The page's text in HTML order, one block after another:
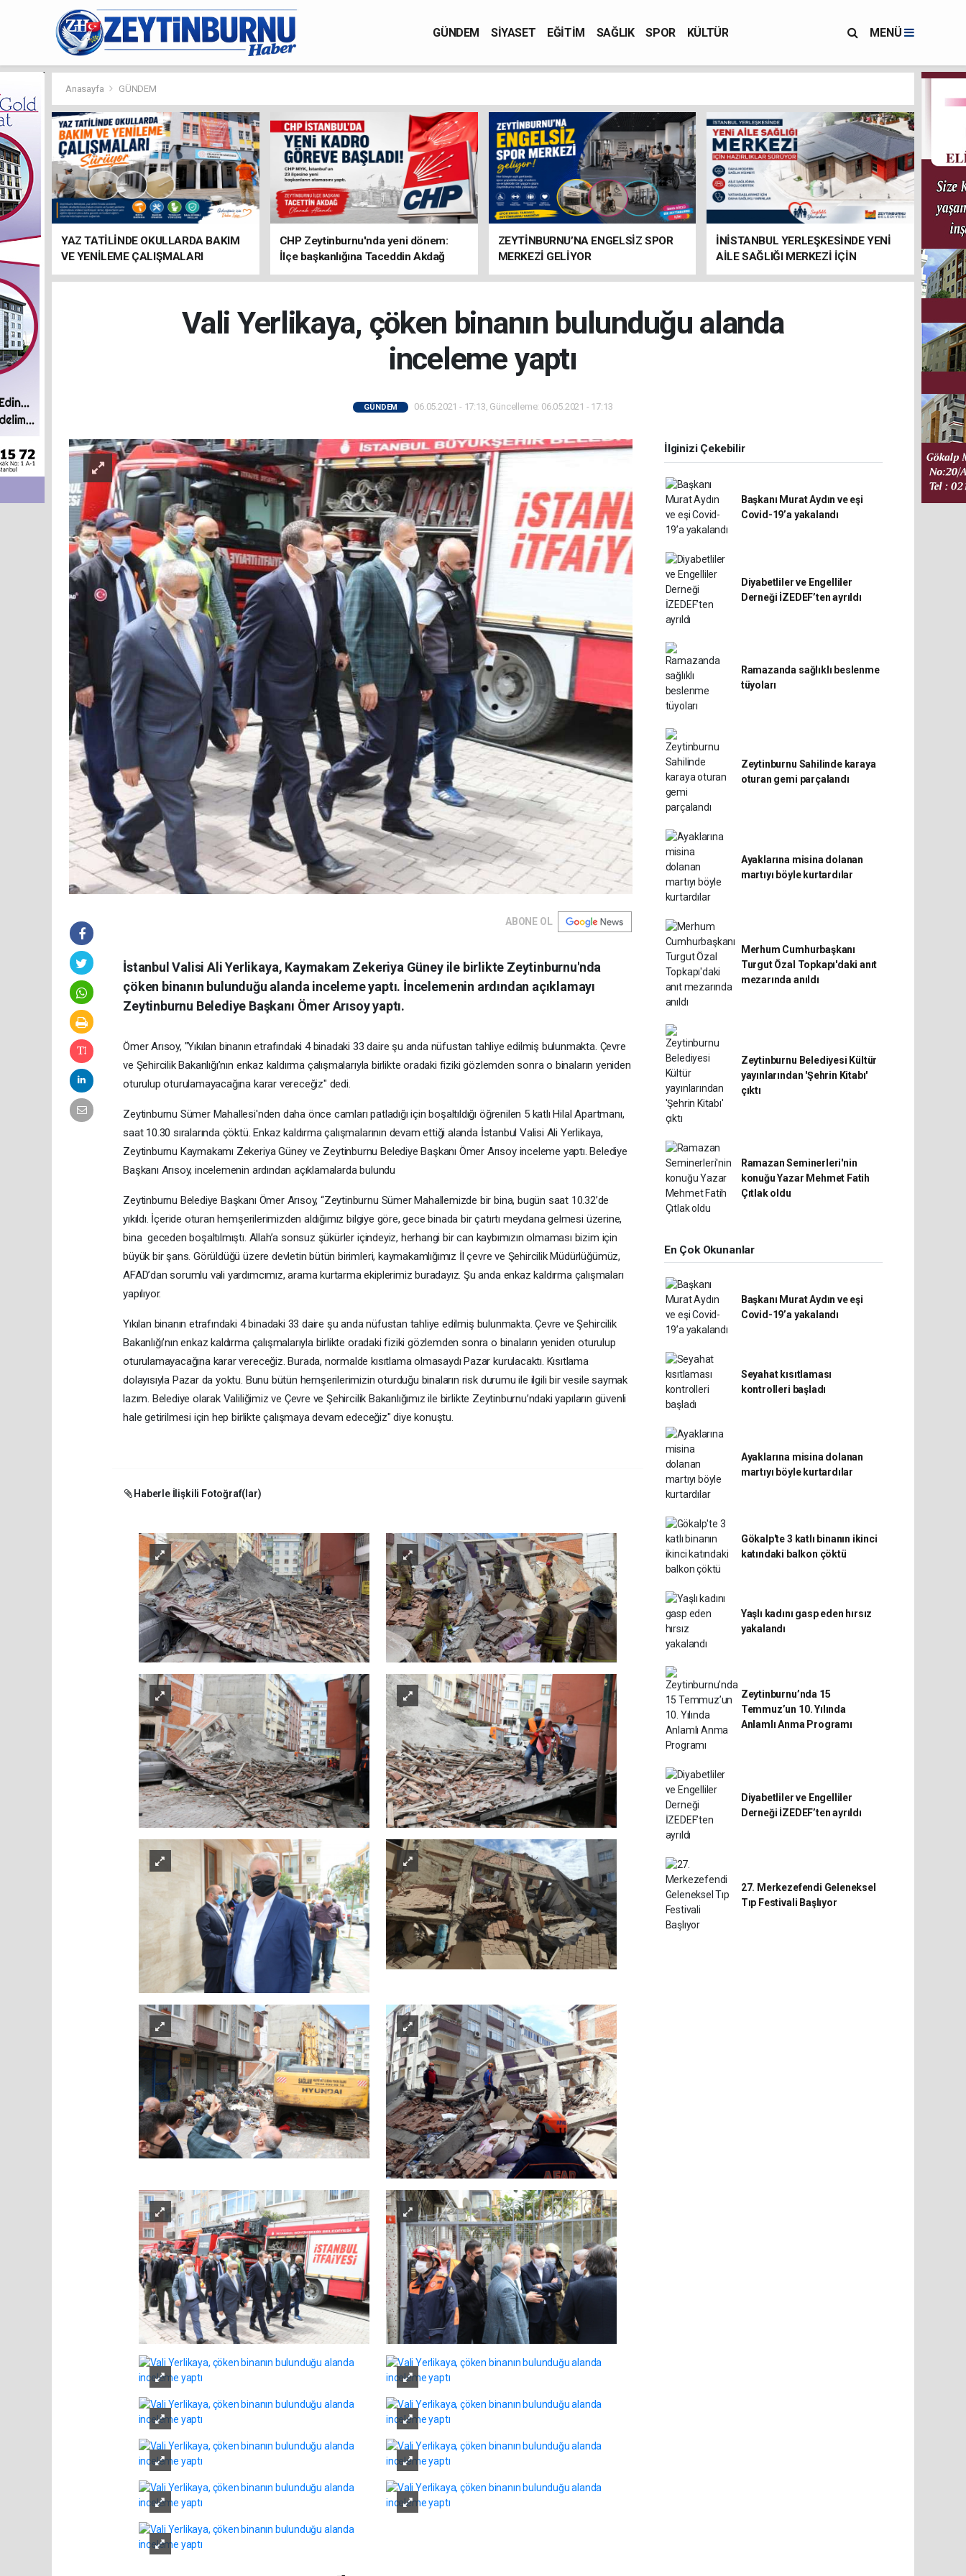
GÜNDEM SİYASET EĞİTİM SAĞLIK SPOR KÜLTÜR MENÜ
Anasayfa GÜNDEM
YAZ TATİLİNDE OKULLARDA BAKIM
VE YENİLEME ÇALIŞMALARI
SÜRÜYOR
CHP Zeytinburnu'nda yeni dönem:
İlçe başkanlığına Taceddin Akdağ
atandı
ZEYTİNBURNU’NA ENGELSİZ SPOR
MERKEZİ GELİYOR
İNİSTANBUL YERLEŞKESİNDE YENİ
AİLE SAĞLIĞI MERKEZİ İÇİN
HAZIRLIKLAR SÜRÜYOR
Vali Yerlikaya, çöken binanın bulunduğu alanda
inceleme yaptı
GÜNDEM 06.05.2021 - 17:13, Güncelleme: 06.05.2021 - 17:13
ABONE OL
İstanbul Valisi Ali Yerlikaya, Kaymakam Zekeriya Güney ile birlikte Zeytinburnu'nda
çöken binanın bulunduğu alanda inceleme yaptı. İncelemenin ardından açıklamayı
Zeytinburnu Belediye Başkanı Ömer Arısoy yaptı.
Ömer Arısoy, "Yıkılan binanın etrafındaki 4 binadaki 33 daire şu anda nüfustan tahliye edilmiş bulunmakta. Çevre
ve Şehircilik Bakanlığı’nın enkaz kaldırma çalışmalarıyla birlikte oradaki fiziki gözlemden sonra o binaların yeniden
oturulup oturulamayacağına karar vereceğiz" dedi.
Zeytinburnu Sümer Mahallesi'nden daha önce camları patladığı için boşaltıldığı öğrenilen 5 katlı Hilal Apartmanı,
saat 10.30 sıralarında çöktü. Enkaz kaldırma çalışmalarının devam ettiği alanda İstanbul Valisi Ali Yerlikaya,
Zeytinburnu Kaymakamı Zekeriya Güney ve Zeytinburnu Belediye Başkanı Ömer Arısoy inceleme yaptı. Belediye
Başkanı Arısoy, incelemenin ardından açıklamalarda bulundu
Zeytinburnu Belediye Başkanı Ömer Arısoy, “Zeytinburnu Sümer Mahallemizde bir bina, bugün saat 10.32’de
yıkıldı. İçeride oturan hemşerilerimizden aldığımız bilgiye göre, gece binada bir çatırtı meydana gelmesi üzerine,
bina geceden boşaltılmıştı. Allah’a sonsuz şükürler içindeyiz, herhangi bir can kaybımızın olmaması bizim için
büyük bir şans. Görüldüğü üzere devletin bütün birimleri, kaymakamlığımız İl çevre ve Şehircilik Müdürlüğümüz,
AFAD’dan sorumlu vali yardımcımız, arama kurtarma ekiplerimiz buradayız. Şu anda enkaz kaldırma çalışmaları
yapılıyor.
Yıkılan binanın etrafındaki 4 binadaki 33 daire şu anda nüfustan tahliye edilmiş bulunmakta. Çevre ve Şehircilik
Bakanlığı’nın enkaz kaldırma çalışmalarıyla birlikte oradaki fiziki gözlemden sonra o binaların yeniden oturulup
oturulamayacağına karar vereceğiz. Burada, normalde kısıtlama olmasaydı Pazar kurulacaktı. Kısıtlama
dolayısıyla Pazar da yoktu. Bunu bütün hemşerilerimizin oturduğu binaların risk durumu ile ilgili bir vesile saymak
lazım. Belediye olarak Valiliğimiz ve Çevre ve Şehircilik Bakanlığımız ile birlikte Zeytinburnu’ndaki yapıların güvenli
hale getirilmesi için hep birlikte çalışmaya devam edeceğiz" diye konuştu.
Haberle İlişkili Fotoğraf(lar)
İlginizi Çekebilir
Başkanı Murat Aydın ve eşi
Covid-19’a yakalandı
Diyabetliler ve Engelliler
Derneği İZEDEF’ten ayrıldı
Ramazanda sağlıklı beslenme
tüyoları
Zeytinburnu Sahilinde karaya
oturan gemi parçalandı
Ayaklarına misina dolanan
martıyı böyle kurtardılar
Merhum Cumhurbaşkanı
Turgut Özal Topkapı'daki anıt
mezarında anıldı
Zeytinburnu Belediyesi Kültür
yayınlarından 'Şehrin Kitabı'
çıktı
Ramazan Seminerleri'nin
konuğu Yazar Mehmet Fatih
Çıtlak oldu
En Çok Okunanlar
Başkanı Murat Aydın ve eşi
Covid-19’a yakalandı
Seyahat kısıtlaması
kontrolleri başladı
Ayaklarına misina dolanan
martıyı böyle kurtardılar
Gökalp'te 3 katlı binanın ikinci
katındaki balkon çöktü
Yaşlı kadını gasp eden hırsız
yakalandı
Zeytinburnu’nda 15
Temmuz’un 10. Yılında
Anlamlı Anma Programı
Diyabetliler ve Engelliler
Derneği İZEDEF’ten ayrıldı
27. Merkezefendi Geleneksel
Tıp Festivali Başlıyor